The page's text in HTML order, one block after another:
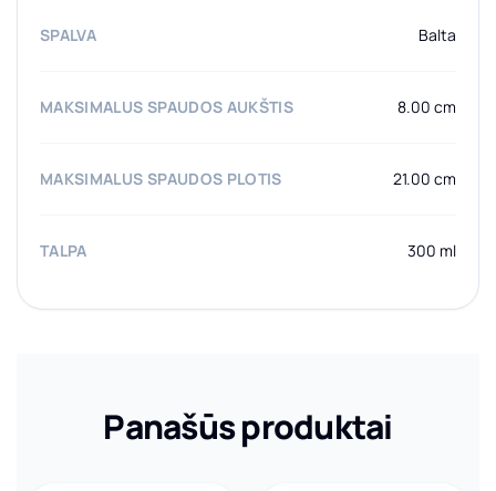
SPALVA Balta
MAKSIMALUS SPAUDOS AUKŠTIS 8.00 cm
MAKSIMALUS SPAUDOS PLOTIS 21.00 cm
TALPA 300 ml
Panašūs produktai